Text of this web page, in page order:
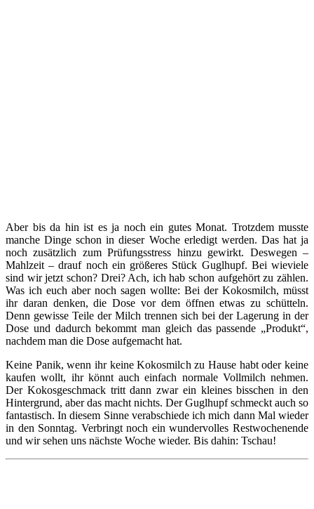
Aber bis da hin ist es ja noch ein gutes Monat. Trotzdem musste
manche Dinge schon in dieser Woche erledigt werden. Das hat ja
noch zusätzlich zum Prüfungsstress hinzu gewirkt. Deswegen –
Mahlzeit – drauf noch ein größeres Stück Guglhupf. Bei wieviele
sind wir jetzt schon? Drei? Ach, ich hab schon aufgehört zu zählen.
Was ich euch aber noch sagen wollte: Bei der Kokosmilch, müsst
ihr daran denken, die Dose vor dem öffnen etwas zu schütteln.
Denn gewisse Teile der Milch trennen sich bei der Lagerung in der
Dose und dadurch bekommt man gleich das passende „Produkt“,
nachdem man die Dose aufgemacht hat.
Keine Panik, wenn ihr keine Kokosmilch zu Hause habt oder keine
kaufen wollt, ihr könnt auch einfach normale Vollmilch nehmen.
Der Kokosgeschmack tritt dann zwar ein kleines bisschen in den
Hintergrund, aber das macht nichts. Der Guglhupf schmeckt auch so
fantastisch. In diesem Sinne verabschiede ich mich dann Mal wieder
in den Sonntag. Verbringt noch ein wundervolles Restwochenende
und wir sehen uns nächste Woche wieder. Bis dahin: Tschau!